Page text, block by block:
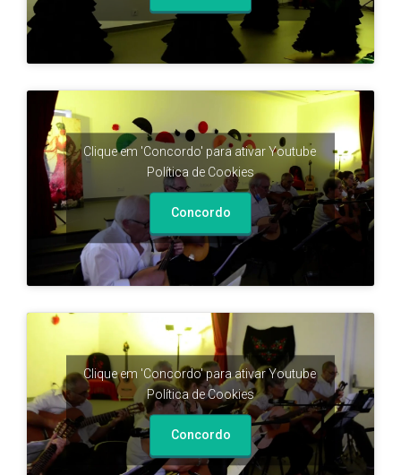
Clique em 'Concordo' para ativar Youtube
Política de Cookies
Concordo
Clique em 'Concordo' para ativar Youtube
Política de Cookies
Concordo